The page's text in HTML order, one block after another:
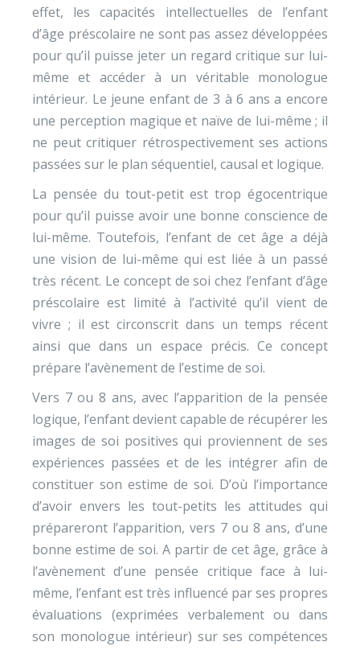
effet, les capacités intellectuelles de l’enfant
d’âge préscolaire ne sont pas assez développées
pour qu’il puisse jeter un regard critique sur lui-
même et accéder à un véritable monologue
intérieur. Le jeune enfant de 3 à 6 ans a encore
une perception magique et naïve de lui-même ; il
ne peut critiquer rétrospectivement ses actions
passées sur le plan séquentiel, causal et logique.
La pensée du tout-petit est trop égocentrique
pour qu’il puisse avoir une bonne conscience de
lui-même. Toutefois, l’enfant de cet âge a déjà
une vision de lui-même qui est liée à un passé
très récent. Le concept de soi chez l’enfant d’âge
préscolaire est limité à l’activité qu’il vient de
vivre ; il est circonscrit dans un temps récent
ainsi que dans un espace précis. Ce concept
prépare l’avènement de l’estime de soi.
Vers 7 ou 8 ans, avec l’apparition de la pensée
logique, l’enfant devient capable de récupérer les
images de soi positives qui proviennent de ses
expériences passées et de les intégrer afin de
constituer son estime de soi. D’où l’importance
d’avoir envers les tout-petits les attitudes qui
prépareront l’apparition, vers 7 ou 8 ans, d’une
bonne estime de soi. A partir de cet âge, grâce à
l’avènement d’une pensée critique face à lui-
même, l’enfant est très influencé par ses propres
évaluations (exprimées verbalement ou dans
son monologue intérieur) sur ses compétences